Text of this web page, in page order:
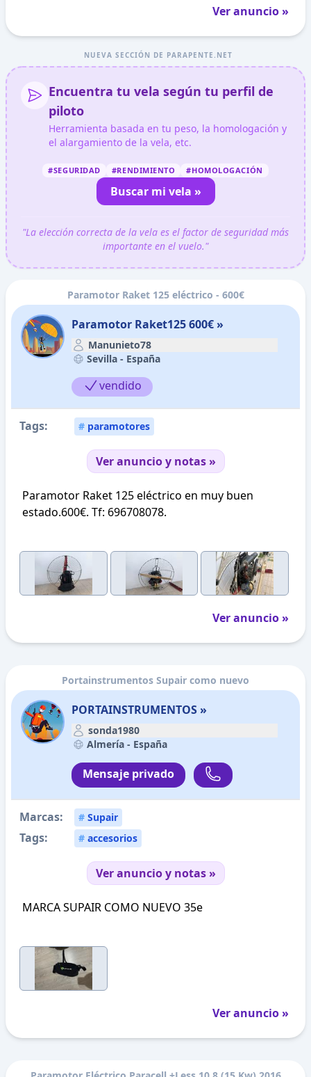
Ver anuncio »
NUEVA SECCIÓN DE PARAPENTE.NET
Encuentra tu vela según tu perfil de
piloto
Herramienta basada en tu peso, la homologación y
el alargamiento de la vela, etc.
#SEGURIDAD #RENDIMIENTO #HOMOLOGACIÓN
Buscar mi vela »
"La elección correcta de la vela es el factor de seguridad más
importante en el vuelo."
Paramotor Raket 125 eléctrico - 600€
Paramotor Raket125 600€ »
Manunieto78
Sevilla - España
vendido
Tags: # paramotores
Ver anuncio y notas »
Paramotor Raket 125 eléctrico en muy buen
estado.600€. Tf: 696708078.
Ver anuncio »
Portainstrumentos Supair como nuevo
PORTAINSTRUMENTOS »
sonda1980
Almería - España
Mensaje privado
Marcas: # Supair
Tags: # accesorios
Ver anuncio y notas »
MARCA SUPAIR COMO NUEVO 35e
Ver anuncio »